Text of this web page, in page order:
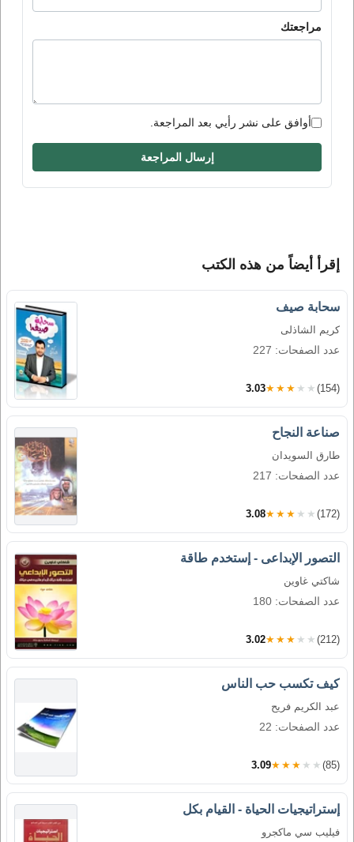
مراجعتك
أوافق على نشر رأيي بعد المراجعة.
إرسال المراجعة
إقرأ أيضاً من هذه الكتب
سحابة صيف
كريم الشاذلى
عدد الصفحات: 227
3.03★★★★★ (154)
صناعة النجاح
طارق السويدان
عدد الصفحات: 217
3.08★★★★★ (172)
التصور الإبداعى - إستخدم طاقة
شاكتي غاوين
عدد الصفحات: 180
3.02★★★★★ (212)
كيف تكسب حب الناس
عبد الكريم فريح
عدد الصفحات: 22
3.09★★★★★ (85)
إستراتيجيات الحياة - القيام بكل
فيليب سي ماكجرو